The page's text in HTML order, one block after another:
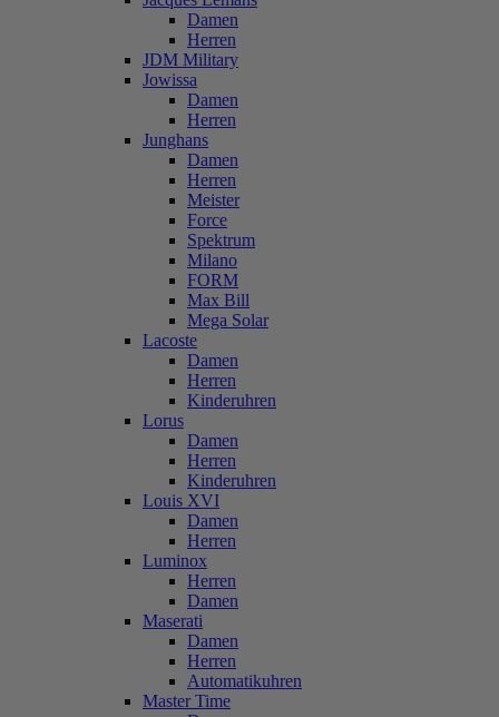
Damen
Herren
JDM Military
Jowissa
Damen
Herren
Junghans
Damen
Herren
Meister
Force
Spektrum
Milano
FORM
Max Bill
Mega Solar
Lacoste
Damen
Herren
Kinderuhren
Lorus
Damen
Herren
Kinderuhren
Louis XVI
Damen
Herren
Luminox
Herren
Damen
Maserati
Damen
Herren
Automatikuhren
Master Time